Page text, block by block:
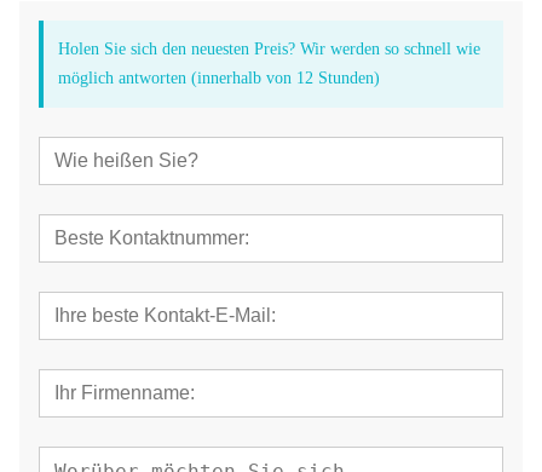
Holen Sie sich den neuesten Preis? Wir werden so schnell wie
möglich antworten (innerhalb von 12 Stunden)